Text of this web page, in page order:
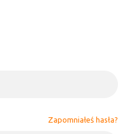
Zapomniałeś hasła?